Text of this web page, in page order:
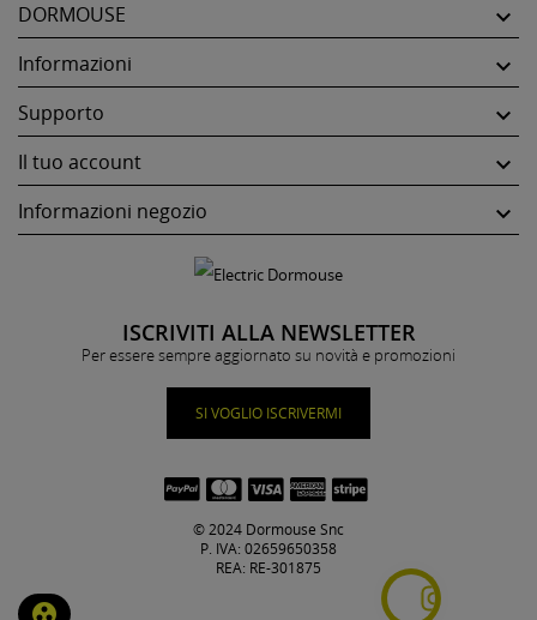
DORMOUSE 
Informazioni 
Supporto 
Il tuo account 
Informazioni negozio 
ISCRIVITI ALLA NEWSLETTER
Per essere sempre aggiornato su novità e promozioni
SI VOGLIO ISCRIVERMI
© 2024 Dormouse Snc
P. IVA: 02659650358
REA: RE-301875
group_work